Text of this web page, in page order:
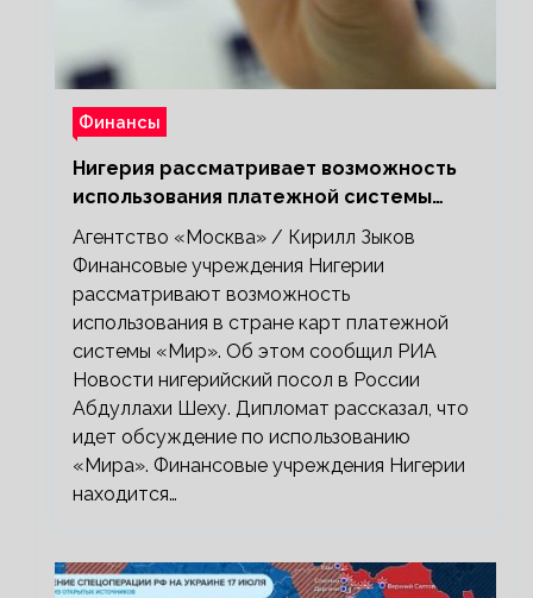
Финансы
Нигерия рассматривает возможность
использования платежной системы
«Мир»
Агентство «Москва» / Кирилл Зыков
Финансовые учреждения Нигерии
рассматривают возможность
использования в стране карт платежной
системы «Мир». Об этом сообщил РИА
Новости нигерийский посол в России
Абдуллахи Шеху. Дипломат рассказал, что
идет обсуждение по использованию
«Мира». Финансовые учреждения Нигерии
находится…